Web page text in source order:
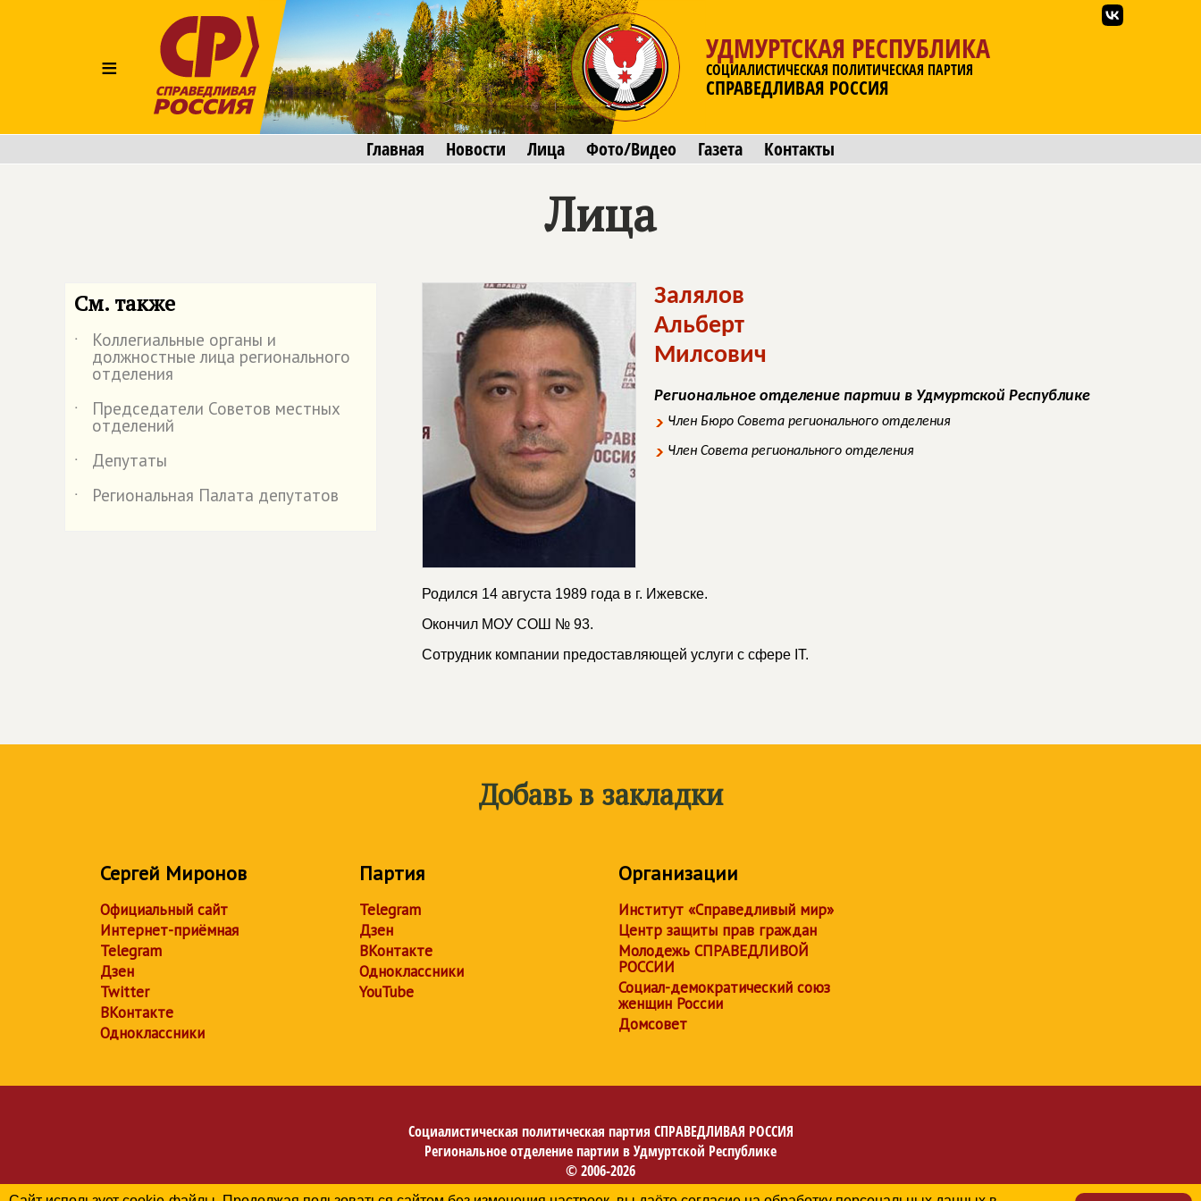
≡
УДМУРТСКАЯ РЕСПУБЛИКА
СОЦИАЛИСТИЧЕСКАЯ ПОЛИТИЧЕСКАЯ ПАРТИЯ
СПРАВЕДЛИВАЯ РОССИЯ
Главная Новости Лица Фото/Видео Газета Контакты
Лица
См. также
˙ Коллегиальные органы и
должностные лица регионального
отделения
˙
Председатели Советов местных
отделений
˙
Депутаты
˙
Региональная Палата депутатов
Залялов
Альберт
Милсович
Региональное отделение партии в Удмуртcкой Республике
Член Бюро Совета регионального отделения
Член Совета регионального отделения
Родился 14 августа 1989 года в г. Ижевске.
Окончил МОУ СОШ № 93.
Сотрудник компании предоставляющей услуги с сфере IT.
Добавь в закладки
Сергей Миронов
Официальный сайт
Интернет-приёмная
Telegram
Дзен
Twitter
ВКонтакте
Одноклассники
Партия
Telegram
Дзен
ВКонтакте
Одноклассники
YouTube
Организации
Институт «Справедливый мир»
Центр защиты прав граждан
Молодежь СПРАВЕДЛИВОЙ
РОССИИ
Социал-демократический союз
женщин России
Домсовет
Социалистическая политическая партия СПРАВЕДЛИВАЯ РОССИЯ
Региональное отделение партии в Удмуртcкой Республике
© 2006-2026
Политика в отношении обработки персональных данных